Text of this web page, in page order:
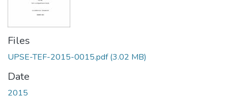
Files
UPSE-TEF-2015-0015.pdf(3.02 MB)
Date
2015